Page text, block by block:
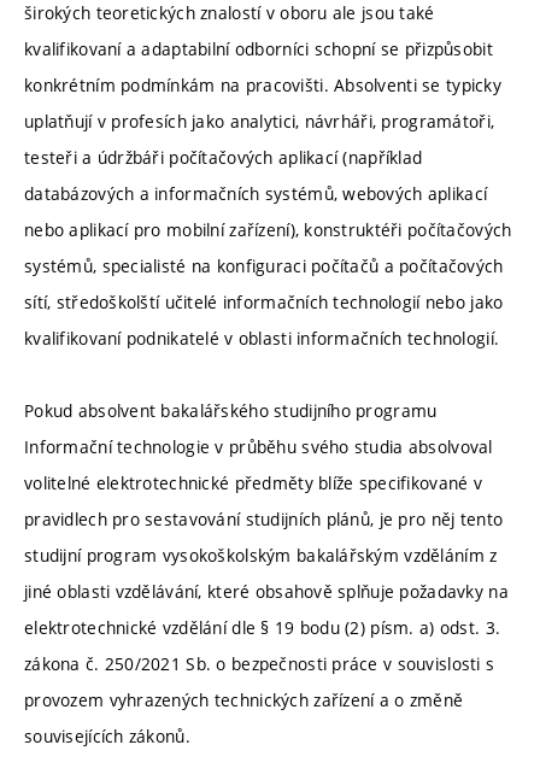
širokých teoretických znalostí v oboru ale jsou také
kvalifikovaní a adaptabilní odborníci schopní se přizpůsobit
konkrétním podmínkám na pracovišti. Absolventi se typicky
uplatňují v profesích jako analytici, návrháři, programátoři,
testeři a údržbáři počítačových aplikací (například
databázových a informačních systémů, webových aplikací
nebo aplikací pro mobilní zařízení), konstruktéři počítačových
systémů, specialisté na konfiguraci počítačů a počítačových
sítí, středoškolští učitelé informačních technologií nebo jako
kvalifikovaní podnikatelé v oblasti informačních technologií.
Pokud absolvent bakalářského studijního programu
Informační technologie v průběhu svého studia absolvoval
volitelné elektrotechnické předměty blíže specifikované v
pravidlech pro sestavování studijních plánů, je pro něj tento
studijní program vysokoškolským bakalářským vzděláním z
jiné oblasti vzdělávání, které obsahově splňuje požadavky na
elektrotechnické vzdělání dle § 19 bodu (2) písm. a) odst. 3.
zákona č. 250/2021 Sb. o bezpečnosti práce v souvislosti s
provozem vyhrazených technických zařízení a o změně
souvisejících zákonů.